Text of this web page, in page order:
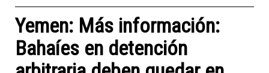
Yemen: Más información:
Bahaíes en detención